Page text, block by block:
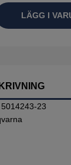
LÄGG I
23